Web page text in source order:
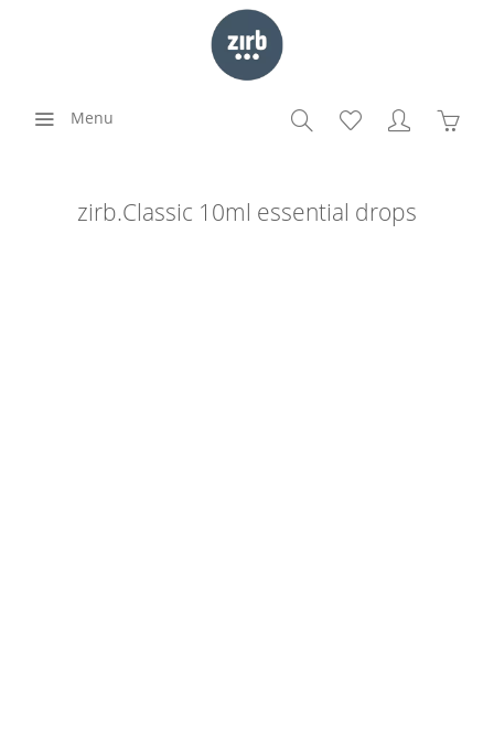
Menu
zirb.Classic 10ml essential drops